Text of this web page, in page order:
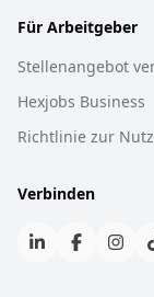
Für Arbeitgeber
Stellenangebot
Hexjobs Business
Richtlinie zur
Verbinden